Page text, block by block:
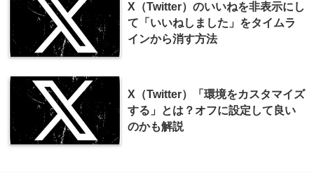
X（Twitter）のいいねを非表示にし
て「いいねしました」をタイムラ
インから消す方法
X（Twitter）「環境をカスタマイズ
する」とは？オフに設定して良い
のかも解説